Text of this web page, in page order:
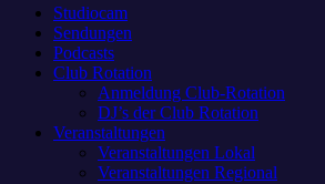
Studiocam
Sendungen
Podcasts
Club Rotation
Anmeldung Club-Rotation
DJ’s der Club Rotation
Veranstaltungen
Veranstaltungen Lokal
Veranstaltungen Regional